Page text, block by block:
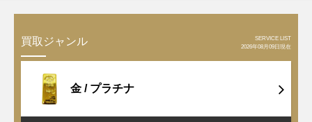
買取ジャンル
SERVICE LIST
2026年08月09日現在
金 / プラチナ